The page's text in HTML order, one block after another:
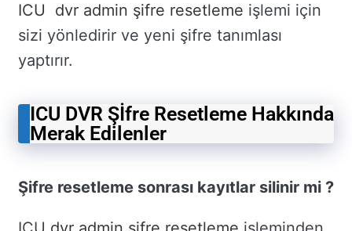
ICU dvr admin şifre resetleme işlemi için
sizi yönledirir ve yeni şifre tanımlası
yaptırır.
ICU DVR Şİfre Resetleme Hakkında
Merak Edilenler
Şifre resetleme sonrası kayıtlar silinir mi ?